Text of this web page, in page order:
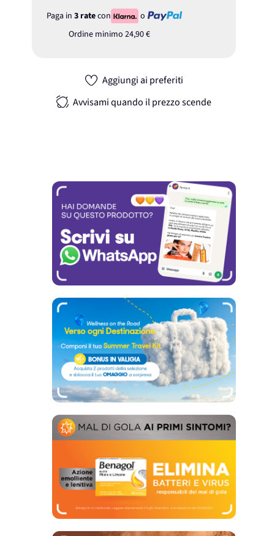
Paga in 3 ratecon
o
Ordine minimo 24,90 €
Aggiungi ai preferiti
Avvisami quando il prezzo scende